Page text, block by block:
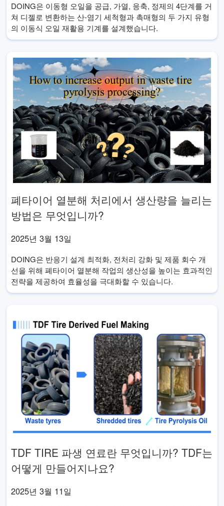
DOING은 이동형 오일을 공급, 가열, 응축, 정제의 4단계를 거
쳐 디젤로 변환하는 산-염기 세척형과 촉매형의 두 가지 유형
의 이동식 오일 재활용 기계를 설계했습니다.
폐타이어 열분해 처리에서 생산량을 늘리는
방법은 무엇입니까?
2025년 3월 13일
DOING은 반응기 설계 최적화, 전처리 강화 및 제품 회수 개
선을 위해 폐타이어 열분해 작업의 생산성을 높이는 효과적인
전략을 제공하여 효율성을 극대화할 수 있습니다.
TDF TIRE 파생 연료란 무엇입니까? TDF는
어떻게 만들어지나요?
2025년 3월 11일